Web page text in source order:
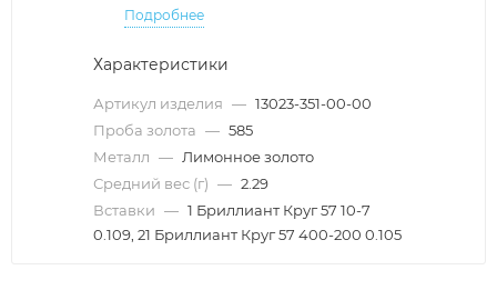
Подробнее
Характеристики
Артикул изделия — 13023-351-00-00
Проба золота — 585
Металл — Лимонное золото
Средний вес (г) — 2.29
Вставки — 1 Бриллиант Круг 57 10-7
0.109, 21 Бриллиант Круг 57 400-200 0.105